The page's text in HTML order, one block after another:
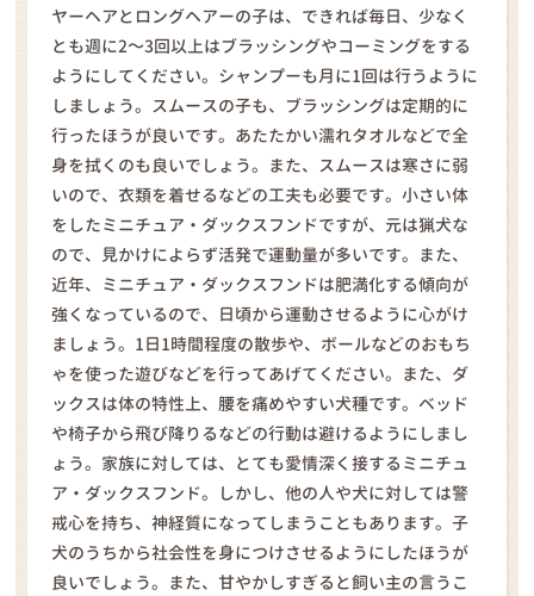
ヤーヘアとロングヘアーの子は、できれば毎日、少なく
とも週に2～3回以上はブラッシングやコーミングをする
ようにしてください。シャンプーも月に1回は行うように
しましょう。スムースの子も、ブラッシングは定期的に
行ったほうが良いです。あたたかい濡れタオルなどで全
身を拭くのも良いでしょう。また、スムースは寒さに弱
いので、衣類を着せるなどの工夫も必要です。小さい体
をしたミニチュア・ダックスフンドですが、元は猟犬な
ので、見かけによらず活発で運動量が多いです。また、
近年、ミニチュア・ダックスフンドは肥満化する傾向が
強くなっているので、日頃から運動させるように心がけ
ましょう。1日1時間程度の散歩や、ボールなどのおもち
ゃを使った遊びなどを行ってあげてください。また、ダ
ックスは体の特性上、腰を痛めやすい犬種です。ベッド
や椅子から飛び降りるなどの行動は避けるようにしまし
ょう。家族に対しては、とても愛情深く接するミニチュ
ア・ダックスフンド。しかし、他の人や犬に対しては警
戒心を持ち、神経質になってしまうこともあります。子
犬のうちから社会性を身につけさせるようにしたほうが
良いでしょう。また、甘やかしすぎると飼い主の言うこ